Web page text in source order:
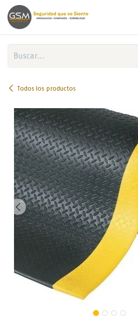
Ir al contenido
Todos los productos